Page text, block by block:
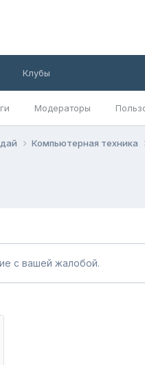
Модераторы
Клубы
Компьютерная техника
с вашей жалобой.